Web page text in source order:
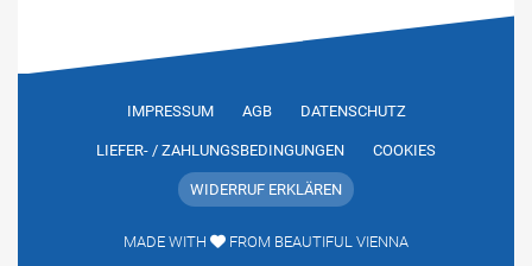
Auf dieser Seite
IMPRESSUM AGB DATENSCHUTZ
LIEFER- / ZAHLUNGS­­BEDINGUNGEN COOKIES
WIDERRUF ERKLÄREN
MADE WITH FROM BEAUTIFUL VIENNA